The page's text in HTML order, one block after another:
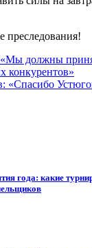
преследования!
«Мы должны
конкурентов»
«Спасибо
года: какие